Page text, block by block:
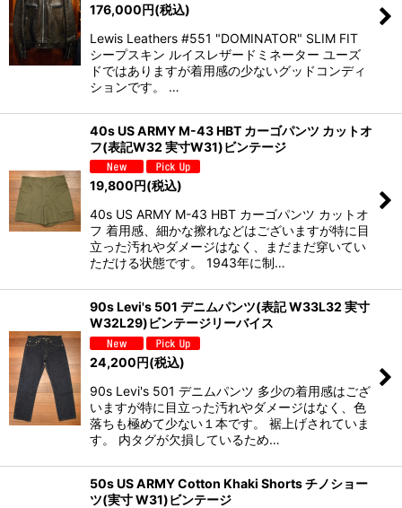
176,000円(税込)
Lewis Leathers #551 "DOMINATOR" SLIM FIT
シープスキン ルイスレザードミネーター ユーズ
ドではありますが着用感の少ないグッドコンディ
ションです。 …
40s US ARMY M-43 HBT カーゴパンツ カットオ
フ(表記W32 実寸W31)ビンテージ
19,800円(税込)
40s US ARMY M-43 HBT カーゴパンツ カットオ
フ 着用感、細かな擦れなどはございますが特に目
立った汚れやダメージはなく、まだまだ穿いてい
ただける状態です。 1943年に制…
90s Levi's 501 デニムパンツ(表記 W33L32 実寸
W32L29)ビンテージリーバイス
24,200円(税込)
90s Levi's 501 デニムパンツ 多少の着用感はござ
いますが特に目立った汚れやダメージはなく、色
落ちも極めて少ない１本です。 裾上げされていま
す。 内タグが欠損しているため…
50s US ARMY Cotton Khaki Shorts チノショー
ツ(実寸 W31)ビンテージ